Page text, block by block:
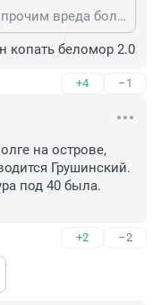
Да ладно, не прожить! Между прочим вреда больше от резких перепадов климата организму. А солнце после 40 лет вообще противовоказано
копать беломор 2.0
+4 –1
на острове,
Грушинский.
под 40 была.
+2 –2